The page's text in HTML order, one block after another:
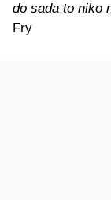
do sada to niko
Fry